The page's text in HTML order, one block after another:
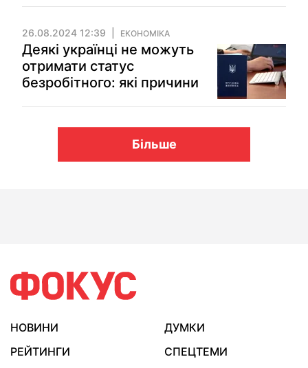
26.08.2024 12:39 ЕКОНОМІКА
Деякі українці не можуть
отримати статус
безробітного: які причини
Більше
НОВИНИ
ДУМКИ
РЕЙТИНГИ
СПЕЦТЕМИ